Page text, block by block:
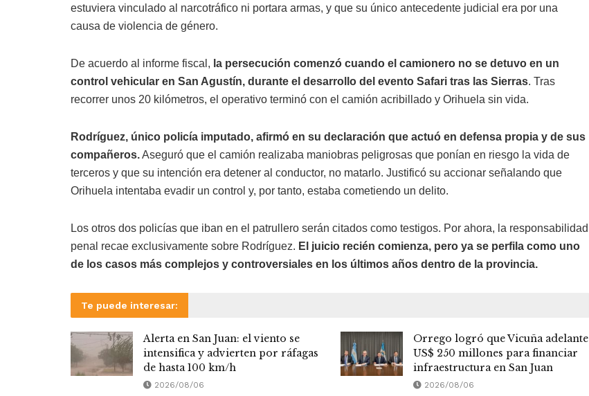
estuviera vinculado al narcotráfico ni portara armas, y que su único antecedente judicial era por una
causa de violencia de género.
De acuerdo al informe fiscal, la persecución comenzó cuando el camionero no se detuvo en un
control vehicular en San Agustín, durante el desarrollo del evento Safari tras las Sierras. Tras
recorrer unos 20 kilómetros, el operativo terminó con el camión acribillado y Orihuela sin vida.
Rodríguez, único policía imputado, afirmó en su declaración que actuó en defensa propia y de sus
compañeros.Aseguró que el camión realizaba maniobras peligrosas que ponían en riesgo la vida de
terceros y que su intención era detener al conductor, no matarlo. Justificó su accionar señalando que
Orihuela intentaba evadir un control y, por tanto, estaba cometiendo un delito.
Los otros dos policías que iban en el patrullero serán citados como testigos. Por ahora, la responsabilidad
penal recae exclusivamente sobre Rodríguez. El juicio recién comienza, pero ya se perfila como uno
de los casos más complejos y controversiales en los últimos años dentro de la provincia.
Te puede interesar:
Alerta en San Juan: el viento se
intensifica y advierten por ráfagas
de hasta 100 km/h
2026/08/06
Orrego logró que Vicuña adelante
US$ 250 millones para financiar
infraestructura en San Juan
2026/08/06